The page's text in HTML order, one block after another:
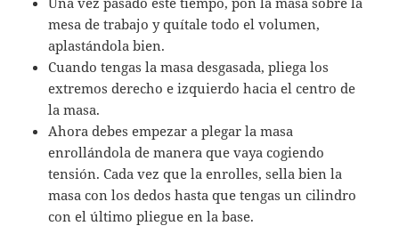
mesa de trabajo y quítale todo el volumen,
aplastándola bien.
Cuando tengas la masa desgasada, pliega los
extremos derecho e izquierdo hacia el centro de
la masa.
Ahora debes empezar a plegar la masa
enrollándola de manera que vaya cogiendo
tensión. Cada vez que la enrolles, sella bien la
masa con los dedos hasta que tengas un cilindro
con el último pliegue en la base.